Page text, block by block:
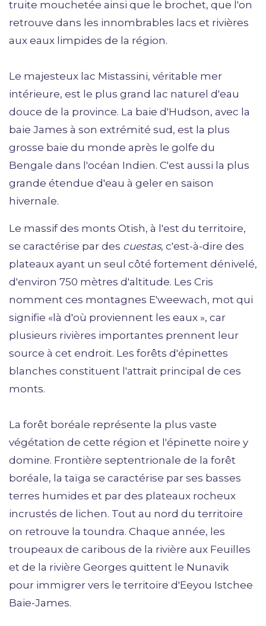
truite mouchetée ainsi que le brochet, que l'on
retrouve dans les innombrables lacs et rivières
aux eaux limpides de la région.
Le majesteux lac Mistassini, véritable mer
intérieure, est le plus grand lac naturel d'eau
douce de la province. La baie d'Hudson, avec la
baie James à son extrémité sud, est la plus
grosse baie du monde après le golfe du
Bengale dans l'océan Indien. C'est aussi la plus
grande étendue d'eau à geler en saison
hivernale.
Le massif des monts Otish, à l'est du territoire,
se caractérise par des cuestas, c'est-à-dire des
plateaux ayant un seul côté fortement dénivelé,
d'environ 750 mètres d'altitude. Les Cris
nomment ces montagnes E'weewach, mot qui
signifie «là d'où proviennent les eaux », car
plusieurs rivières importantes prennent leur
source à cet endroit. Les forêts d'épinettes
blanches constituent l'attrait principal de ces
monts.
La forêt boréale représente la plus vaste
végétation de cette région et l'épinette noire y
domine. Frontière septentrionale de la forêt
boréale, la taïga se caractérise par ses basses
terres humides et par des plateaux rocheux
incrustés de lichen. Tout au nord du territoire
on retrouve la toundra. Chaque année, les
troupeaux de caribous de la rivière aux Feuilles
et de la rivière Georges quittent le Nunavik
pour immigrer vers le territoire d'Eeyou Istchee
Baie-James.